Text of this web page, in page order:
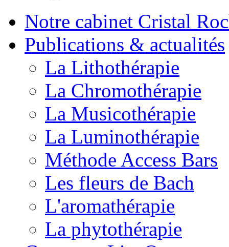
Notre cabinet Cristal
Publications & actualités
La Lithothérapie
La Chromothérapie
La Musicothérapie
La Luminothérapie
Méthode Access Bars
Les fleurs de Bach
L'aromathérapie
La phytothérapie